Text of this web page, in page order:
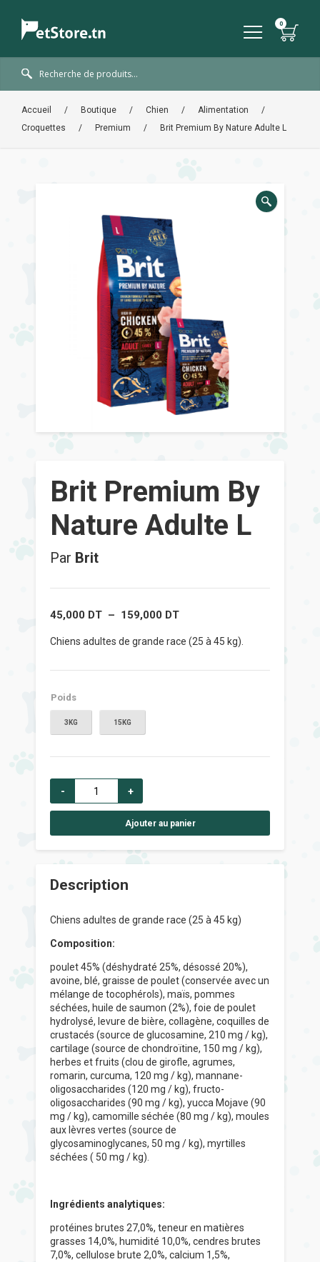
Accueil / Boutique / Chien / Alimentation
/
Croquettes
/ Premium / Brit Premium By Nature Adulte L
🔍
Brit Premium By
Nature Adulte L
Par Brit
45,000 DT – 159,000 DTPlage
prix :
45,000 DT
159,000 DT
Chiens adultes de grande race (25 à 45 kg).
Poids
3KG 15KG
- +
Ajouter au panier
Description
Chiens adultes de grande race (25 à 45 kg)
Composition:
poulet 45% (déshydraté 25%, désossé 20%),
avoine, blé, graisse de poulet (conservée avec un
mélange de tocophérols), maïs, pommes
séchées, huile de saumon (2%), foie de poulet
hydrolysé, levure de bière, collagène, coquilles de
crustacés (source de glucosamine, 210 mg / kg),
cartilage (source de chondroïtine, 150 mg / kg),
herbes et fruits (clou de girofle, agrumes,
romarin, curcuma, 120 mg / kg), mannane-
oligosaccharides (120 mg / kg), fructo-
oligosaccharides (90 mg / kg), yucca Mojave (90
mg / kg), camomille séchée (80 mg / kg), moules
aux lèvres vertes (source de
glycosaminoglycanes, 50 mg / kg), myrtilles
séchées ( 50 mg / kg).
Ingrédients analytiques:
protéines brutes 27,0%, teneur en matières
grasses 14,0%, humidité 10,0%, cendres brutes
7,0%, cellulose brute 2,0%, calcium 1,5%,